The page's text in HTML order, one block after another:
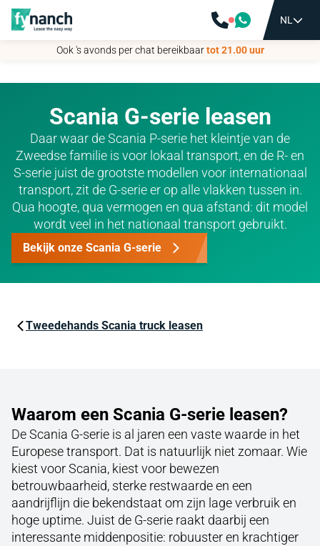
NL
Ook 's avonds per chat bereikbaartot 21.00 uur
NL
Ook 's avonds per chat bereikbaartot 21.00 uur
Scania G-serie leasen
Daar waar de Scania P-serie het kleintje van de
Zweedse familie is voor lokaal transport, en de R- en
S-serie juist de grootste modellen voor internationaal
transport, zit de G-serie er op alle vlakken tussen in.
Qua hoogte, qua vermogen en qua afstand: dit model
wordt veel in het nationaal transport gebruikt.
Bekijk onze Scania G-serie
Tweedehands Scania truck leasen
Waarom een Scania G-serie leasen?
De Scania G-serie is al jaren een vaste waarde in het
Europese transport. Dat is natuurlijk niet zomaar. Wie
kiest voor Scania, kiest voor bewezen
betrouwbaarheid, sterke restwaarde en een
aandrijflijn die bekendstaat om zijn lage verbruik en
hoge uptime. Juist de G-serie raakt daarbij een
interessante middenpositie: robuuster en krachtiger